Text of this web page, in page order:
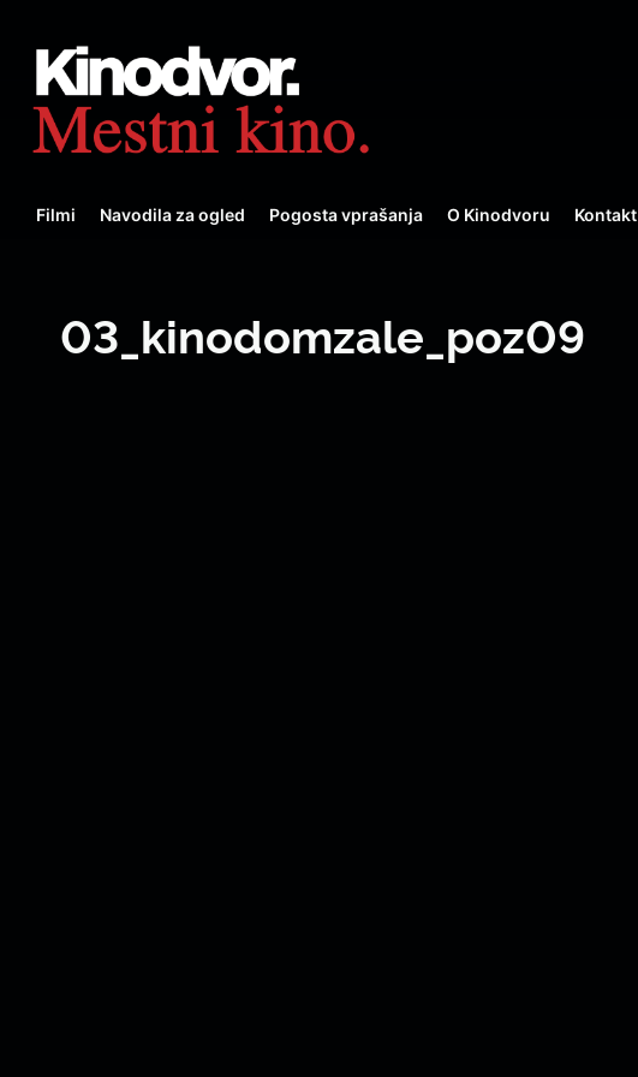
Filmi Navodila za ogled Pogosta vprašanja O Kinodvoru Kontakt
03_kinodomzale_poz09